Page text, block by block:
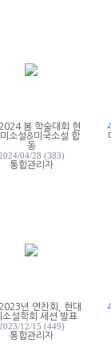
2024 봄 학술대회 현
소설&미국소설 합
동
04/28 (383)
통합관리자
2023년 연찬회, 현대
소설학회 세션 발표
12/15 (449)
통합관리자